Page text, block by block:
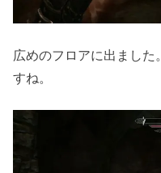
広めのフロアに出まし
すね。